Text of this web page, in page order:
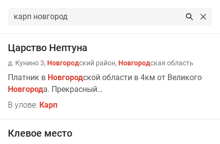
Царство Нептуна
д. Кунино 3, Новгородский район, Новгородская область
Платник в Новгородской области в 4км от Великого
Новгорода. Прекрасный…
В улове: Карп
Клевое место